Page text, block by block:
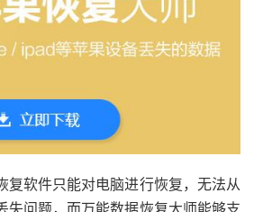
复软件只能对电脑进行恢复，无法从
失问题，而万能数据恢复大师能够支